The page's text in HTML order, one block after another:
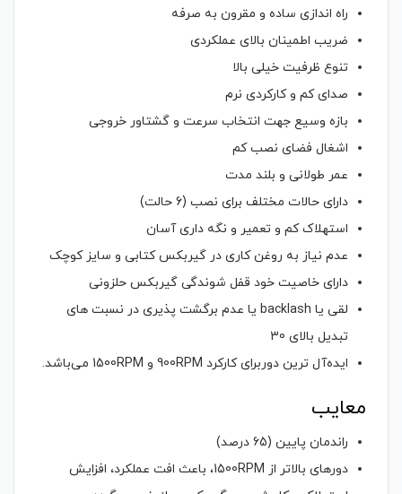
راه اندازی ساده و مقرون به صرفه
ضریب اطمینان بالای عملکردی
تنوع ظرفیت خیلی بالا
صدای کم و کارکردی نرم
بازه وسیع جهت انتخاب سرعت و گشتاور خروجی
اشغال فضای نصب کم
عمر طولانی و بلند مدت
دارای حالات مختلف برای نصب (6 حالت)
استهلاک کم و تعمیر و نگه داری آسان
عدم نیاز به روغن کاری در گیربکس کتابی و سایز کوچک
دارای خاصیت خود قفل شوندگی گیربکس حلزونی
لقی یا backlash یا عدم برگشت پذیری در نسبت های
تبدیل بالای 30
ایده‌آل ترین دوربرای کارکرد 900RPM و 1500RPM می‌باشد.
معایب
راندمان پایین (65 درصد)
دورهای بالاتر از 1500RPM، باعث افت عملکرد، افزایش